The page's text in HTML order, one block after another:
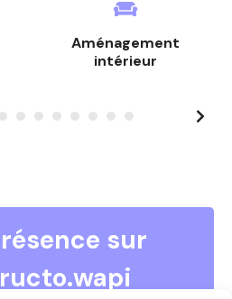
Aménagement
intérieur
sur